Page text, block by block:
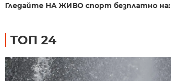
Гледайте НА ЖИВО спорт безплатно на:
ТОП 24